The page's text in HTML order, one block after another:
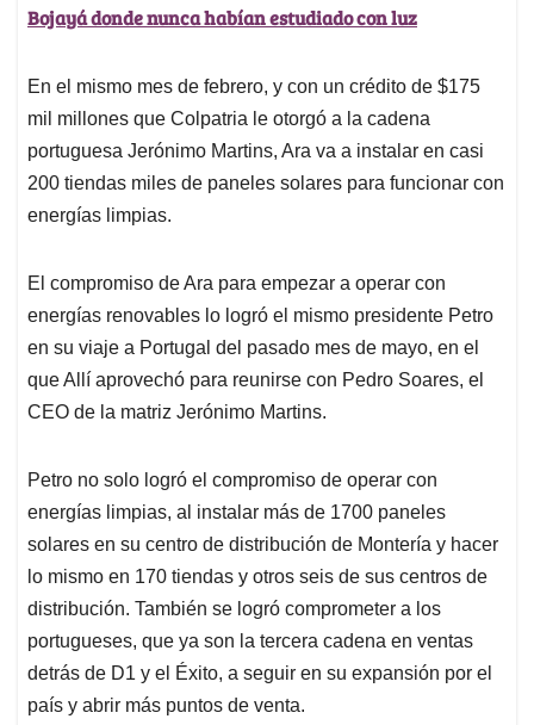
Bojayá donde nunca habían estudiado con luz
En el mismo mes de febrero, y con un crédito de $175
mil millones que Colpatria le otorgó a la cadena
portuguesa Jerónimo Martins, Ara va a instalar en casi
200 tiendas miles de paneles solares para funcionar con
energías limpias.
El compromiso de Ara para empezar a operar con
energías renovables lo logró el mismo presidente Petro
en su viaje a Portugal del pasado mes de mayo, en el
que Allí aprovechó para reunirse con Pedro Soares, el
CEO de la matriz Jerónimo Martins.
Petro no solo logró el compromiso de operar con
energías limpias, al instalar más de 1700 paneles
solares en su centro de distribución de Montería y hacer
lo mismo en 170 tiendas y otros seis de sus centros de
distribución. También se logró comprometer a los
portugueses, que ya son la tercera cadena en ventas
detrás de D1 y el Éxito, a seguir en su expansión por el
país y abrir más puntos de venta.